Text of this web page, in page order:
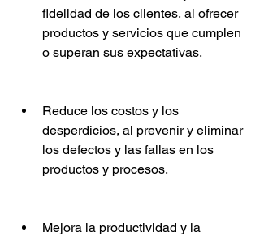
fidelidad de los clientes, al ofrecer
productos y servicios que cumplen
o superan sus expectativas.
Reduce los costos y los
desperdicios, al prevenir y eliminar
los defectos y las fallas en los
productos y procesos.
Mejora la productividad y la